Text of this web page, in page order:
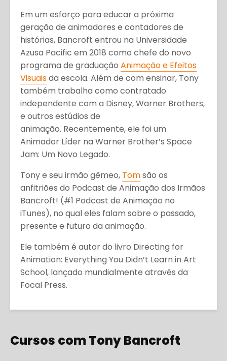
Em um esforço para educar a próxima
geração de animadores e contadores de
histórias, Bancroft entrou na Universidade
Azusa Pacific em 2018 como chefe do novo
programa de graduação Animação e Efeitos
Visuaisda escola. Além de com ensinar, Tony
também trabalha como contratado
independente com a Disney, Warner Brothers,
e outros estúdios de
animação. Recentemente, ele foi um
Animador Líder na Warner Brother’s Space
Jam: Um Novo Legado.
Tony e seu irmão gêmeo, Tomsão os
anfitriões do Podcast de Animação dos Irmãos
Bancroft! (#1 Podcast de Animação no
iTunes), no qual eles falam sobre o passado,
presente e futuro da animação.
Ele também é autor do livro Directing for
Animation: Everything You Didn’t Learn in Art
School, lançado mundialmente através da
Focal Press.
Cursos com Tony Bancroft